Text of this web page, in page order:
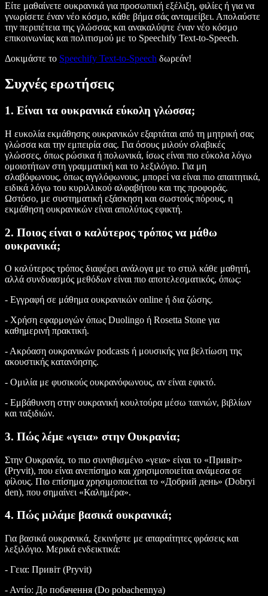
Είτε μαθαίνετε ουκρανικά για προσωπική εξέλιξη, φιλίες ή για να
γνωρίσετε έναν νέο κόσμο, κάθε βήμα σάς ανταμείβει. Απολαύστε
την περιπέτεια της γλώσσας και ανακαλύψτε έναν νέο κόσμο
επικοινωνίας και πολιτισμού με το Speechify Text-to-Speech.
Δοκιμάστε το Speechify Text-to-Speech δωρεάν!
Συχνές ερωτήσεις
1. Είναι τα ουκρανικά εύκολη γλώσσα;
Η ευκολία εκμάθησης ουκρανικών εξαρτάται από τη μητρική σας
γλώσσα και την εμπειρία σας. Για όσους μιλούν σλαβικές
γλώσσες, όπως ρώσικα ή πολωνικά, ίσως είναι πιο εύκολα λόγω
ομοιοτήτων στη γραμματική και το λεξιλόγιο. Για μη
σλαβόφωνους, όπως αγγλόφωνους, μπορεί να είναι πιο απαιτητικά,
ειδικά λόγω του κυριλλικού αλφαβήτου και της προφοράς.
Ωστόσο, με συστηματική εξάσκηση και σωστούς πόρους, η
εκμάθηση ουκρανικών είναι απολύτως εφικτή.
2. Ποιος είναι ο καλύτερος τρόπος να μάθω
ουκρανικά;
Ο καλύτερος τρόπος διαφέρει ανάλογα με το στυλ κάθε μαθητή,
αλλά συνδυασμός μεθόδων είναι πιο αποτελεσματικός, όπως:
- Εγγραφή σε μάθημα ουκρανικών online ή δια ζώσης.
- Χρήση εφαρμογών όπως Duolingo ή Rosetta Stone για
καθημερινή πρακτική.
- Ακρόαση ουκρανικών podcasts ή μουσικής για βελτίωση της
ακουστικής κατανόησης.
- Ομιλία με φυσικούς ουκρανόφωνους, αν είναι εφικτό.
- Εμβάθυνση στην ουκρανική κουλτούρα μέσω ταινιών, βιβλίων
και ταξιδιών.
3. Πώς λέμε «γεια» στην Ουκρανία;
Στην Ουκρανία, το πιο συνηθισμένο «γεια» είναι το «Привіт»
(Pryvit), που είναι ανεπίσημο και χρησιμοποιείται ανάμεσα σε
φίλους. Πιο επίσημα χρησιμοποιείται το «Добрий день» (Dobryi
den), που σημαίνει «Καλημέρα».
4. Πώς μιλάμε βασικά ουκρανικά;
Για βασικά ουκρανικά, ξεκινήστε με απαραίτητες φράσεις και
λεξιλόγιο. Μερικά ενδεικτικά:
- Γεια: Привіт (Pryvit)
- Αντίο: До побачення (Do pobachennya)